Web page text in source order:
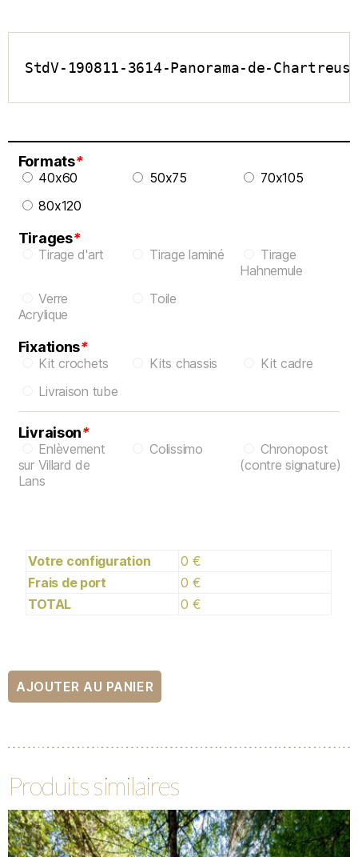
StdV-190811-3614-Panorama-de-
Formats*
40x60 50x75
70x105
80x120
Tirages*
Tirage d'art Tirage laminé
Tirage
Hahnemule
Verre
Acrylique
Toile
Fixations*
Kit crochets Kits chassis
Kit cadre
Livraison tube
Livraison*
Enlèvement
sur Villard de
Lans
Colissimo
Chronopost
(contre signature)
Votre configuration
0 €
Frais de port
0 €
TOTAL
0 €
AJOUTER AU PANIER
Produits similaires